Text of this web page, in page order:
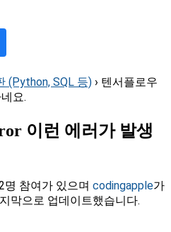
(Python, SQL 등) › 텐서플로우
요.
이런 에러가 발생
명 참여가 있으며 codingapple가
막으로 업데이트했습니다.